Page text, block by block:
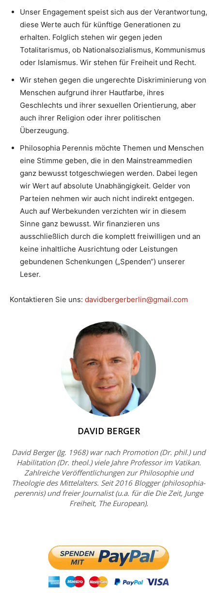
Unser Engagement speist sich aus der Verantwortung,
diese Werte auch für künftige Generationen zu
erhalten. Folglich stehen wir gegen jeden
Totalitarismus, ob Nationalsozialismus, Kommunismus
oder Islamismus. Wir stehen für Freiheit und Recht.
Wir stehen gegen die ungerechte Diskriminierung von
Menschen aufgrund ihrer Hautfarbe, ihres
Geschlechts und ihrer sexuellen Orientierung, aber
auch ihrer Religion oder ihrer politischen
Überzeugung.
Philosophia Perennis möchte Themen und Menschen
eine Stimme geben, die in den Mainstreammedien
ganz bewusst totgeschwiegen werden. Dabei legen
wir Wert auf absolute Unabhängigkeit. Gelder von
Parteien nehmen wir auch nicht indirekt entgegen.
Auch auf Werbekunden verzichten wir in diesem
Sinne ganz bewusst. Wir finanzieren uns
ausschließlich durch die komplett freiwilligen und an
keine inhaltliche Ausrichtung oder Leistungen
gebundenen Schenkungen („Spenden“) unserer
Leser.
Kontaktieren Sie uns: davidbergerberlin@gmail.com
DAVID BERGER
David Berger (Jg. 1968) war nach Promotion (Dr. phil.) und
Habilitation (Dr. theol.) viele Jahre Professor im Vatikan.
Zahlreiche Veröffentlichungen zur Philosophie und
Theologie des Mittelalters. Seit 2016 Blogger (philosophia-
perennis) und freier Journalist (u.a. für die Die Zeit, Junge
Freiheit, The European).